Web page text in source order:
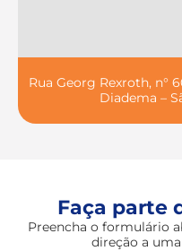
Rua Georg Rexroth, n°
Diadema –
Faça parte
Preencha o formulário
direção a